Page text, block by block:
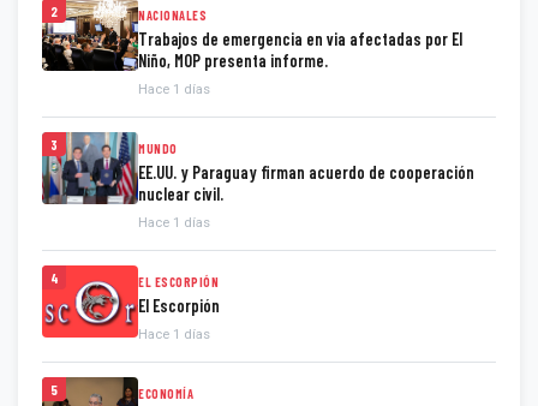
2 NACIONALES
Trabajos de emergencia en via afectadas por El
Niño, MOP presenta informe.
Hace 1 días
3 MUNDO
EE.UU. y Paraguay firman acuerdo de cooperación
nuclear civil.
Hace 1 días
4 EL ESCORPIÓN
El Escorpión
Hace 1 días
5 ECONOMÍA